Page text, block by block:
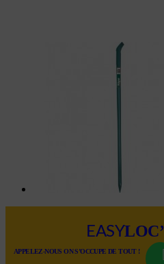
EASYLOC’
APPELEZ-NOUS ON S’OCCUPE DE TOUT !